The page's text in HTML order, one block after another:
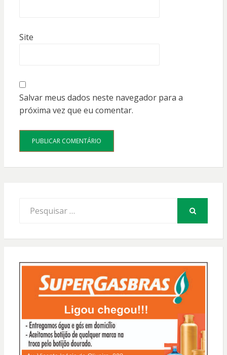
Site
Salvar meus dados neste navegador para a
próxima vez que eu comentar.
por: